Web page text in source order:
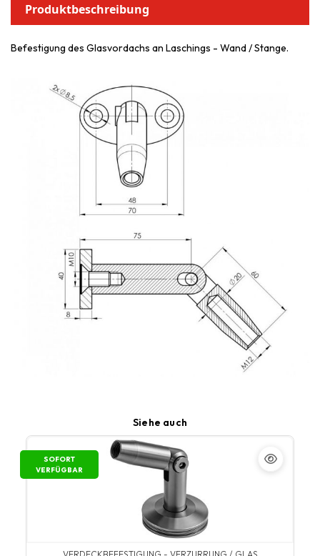
Produktbeschreibung
Befestigung des Glasvordachs an Laschings - Wand / Stange.
Siehe auch
SOFORT
VERFÜGBAR